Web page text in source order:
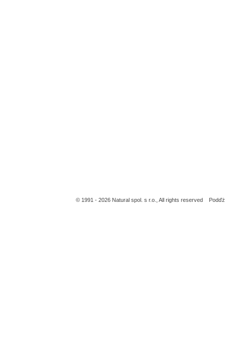
© 1991 - 2026 Natural spol. s r.o., All rights reserved